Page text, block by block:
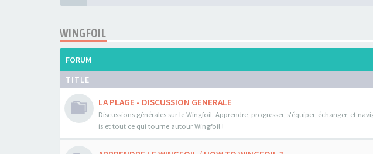
WINGFOIL
FORUM
TITLE
LA PLAGE - DISCUSSION GENERALE
Discussions générales sur le Wingfoil. Apprendre, progresser, s'équiper, échanger, et
is et tout ce qui tourne autour Wingfoil !